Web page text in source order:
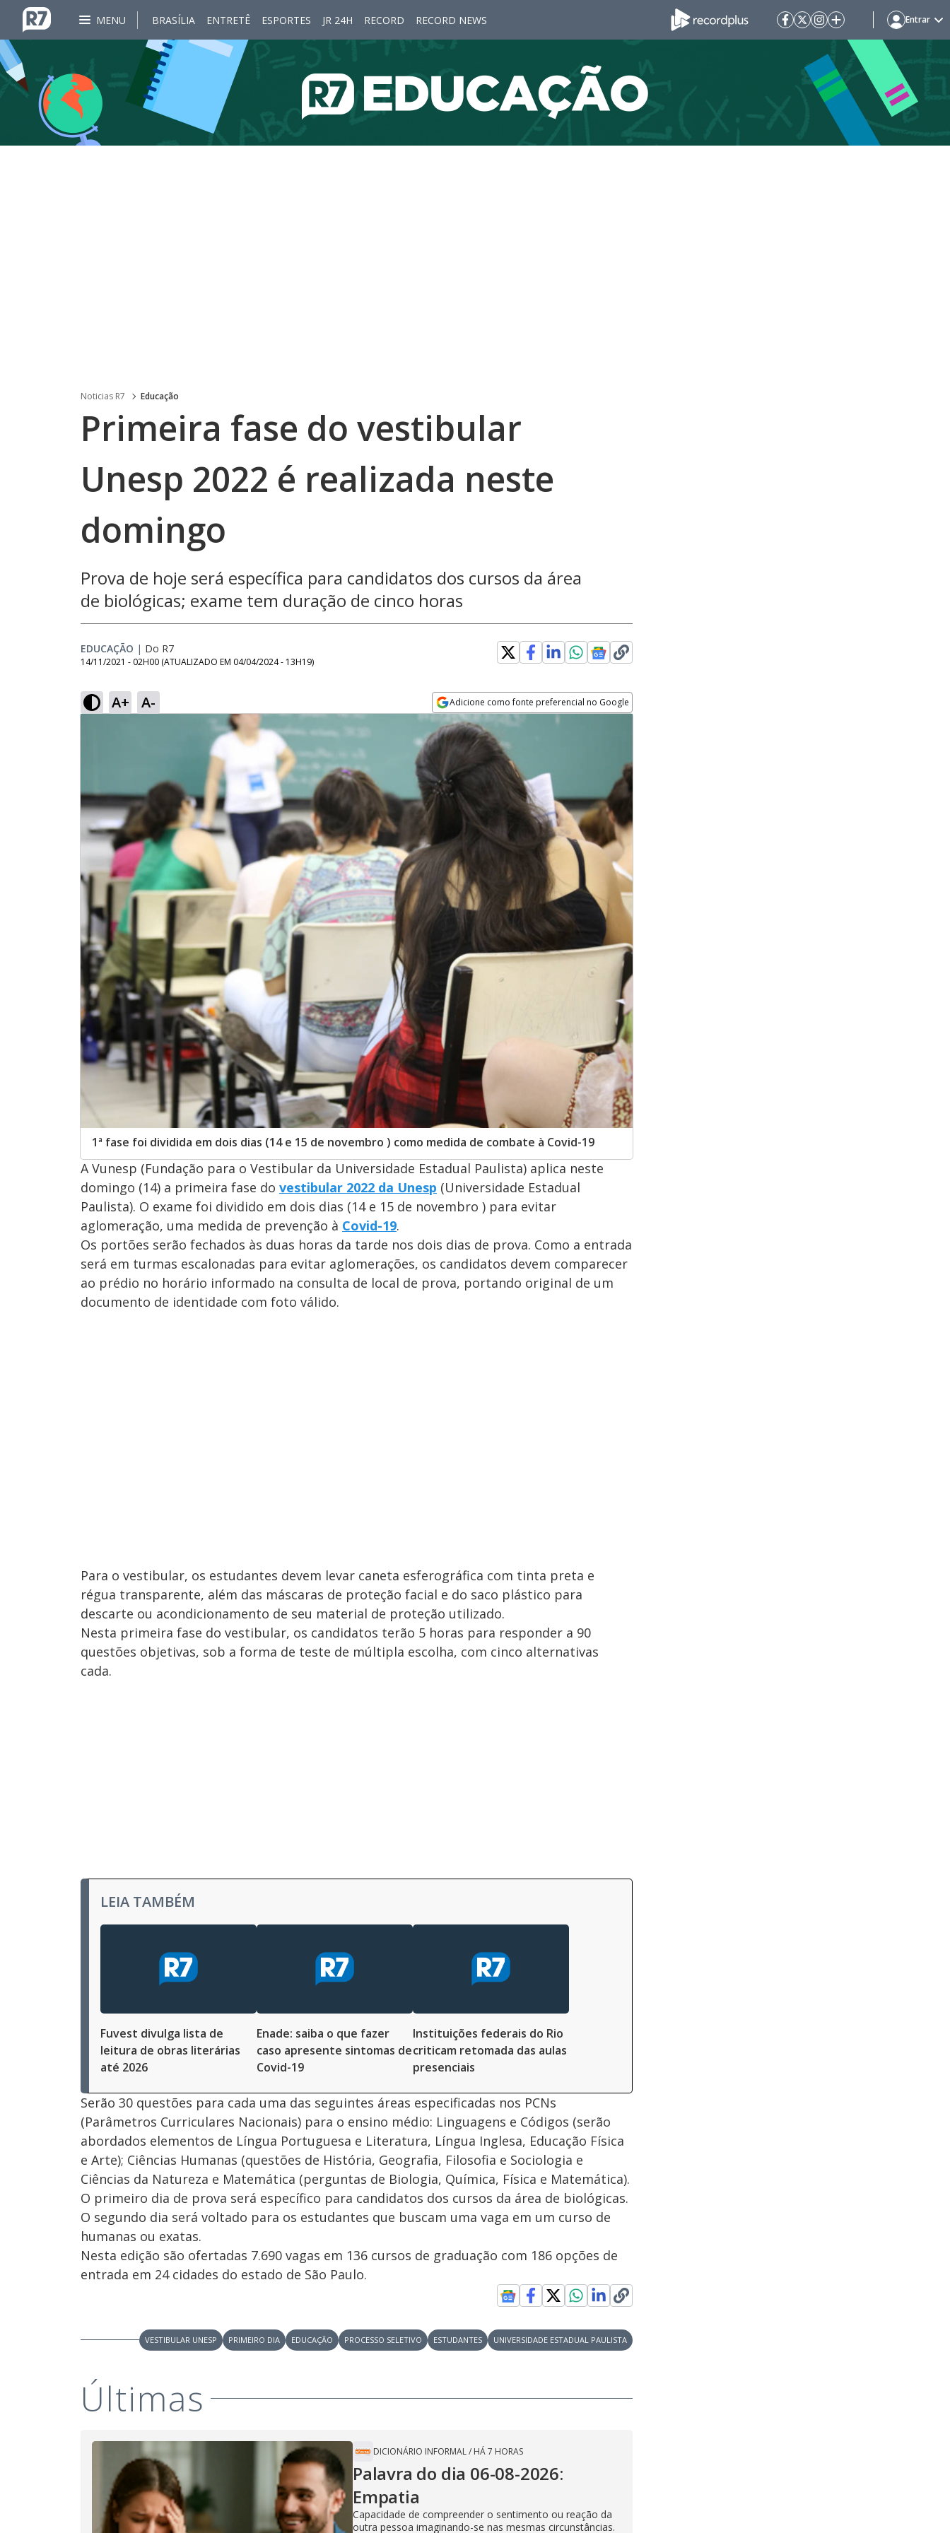
MENU BRASÍLIA ENTRETÊ ESPORTES JR 24H RECORD RECORD NEWS Entrar
Noticias R7 Educação
Primeira fase do vestibular
Unesp 2022 é realizada neste
domingo
Prova de hoje será específica para candidatos dos cursos da área
de biológicas; exame tem duração de cinco horas
EDUCAÇÃO | Do R7
14/11/2021 - 02H00 (ATUALIZADO EM 04/04/2024 - 13H19)
A+ A- Adicione como fonte preferencial no Google
Opens in new window
1ª fase foi dividida em dois dias (14 e 15 de novembro ) como medida de combate à Covid-19
A Vunesp (Fundação para o Vestibular da Universidade Estadual Paulista) aplica neste
domingo (14) a primeira fase do vestibular 2022 da Unesp (Universidade Estadual
Paulista). O exame foi dividido em dois dias (14 e 15 de novembro ) para evitar
aglomeração, uma medida de prevenção à Covid-19.
Os portões serão fechados às duas horas da tarde nos dois dias de prova. Como a entrada
será em turmas escalonadas para evitar aglomerações, os candidatos devem comparecer
ao prédio no horário informado na consulta de local de prova, portando original de um
documento de identidade com foto válido.
Para o vestibular, os estudantes devem levar caneta esferográfica com tinta preta e
régua transparente, além das máscaras de proteção facial e do saco plástico para
descarte ou acondicionamento de seu material de proteção utilizado.
Nesta primeira fase do vestibular, os candidatos terão 5 horas para responder a 90
questões objetivas, sob a forma de teste de múltipla escolha, com cinco alternativas
cada.
LEIA TAMBÉM
Fuvest divulga lista de
leitura de obras literárias
até 2026
Enade: saiba o que fazer
caso apresente sintomas de
Covid-19
Instituições federais do Rio
criticam retomada das aulas
presenciais
Serão 30 questões para cada uma das seguintes áreas especificadas nos PCNs
(Parâmetros Curriculares Nacionais) para o ensino médio: Linguagens e Códigos (serão
abordados elementos de Língua Portuguesa e Literatura, Língua Inglesa, Educação Física
e Arte); Ciências Humanas (questões de História, Geografia, Filosofia e Sociologia e
Ciências da Natureza e Matemática (perguntas de Biologia, Química, Física e Matemática).
O primeiro dia de prova será específico para candidatos dos cursos da área de biológicas.
O segundo dia será voltado para os estudantes que buscam uma vaga em um curso de
humanas ou exatas.
Nesta edição são ofertadas 7.690 vagas em 136 cursos de graduação com 186 opções de
entrada em 24 cidades do estado de São Paulo.
VESTIBULAR UNESP PRIMEIRO DIA EDUCAÇÃO PROCESSO SELETIVO ESTUDANTES UNIVERSIDADE ESTADUAL PAULISTA
Últimas
DICIONÁRIO INFORMAL/ HÁ 7 HORAS
Palavra do dia 06-08-2026:
Empatia
Capacidade de compreender o sentimento ou reação da
outra pessoa imaginando-se nas mesmas circunstâncias.